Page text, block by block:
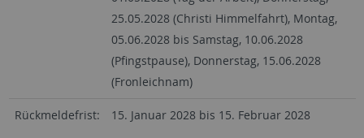
25.05.2028 (Christi Himmelfahrt), Montag,
05.06.2028 bis Samstag, 10.06.2028
(Pfingstpause), Donnerstag, 15.06.2028
(Fronleichnam)
Rückmeldefrist: 15. Januar 2028 bis 15. Februar 2028